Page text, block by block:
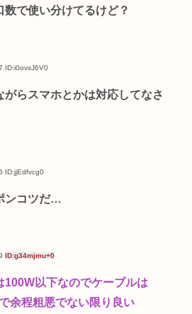
数で使い分けてるけど？
ID:i0ovsJ6V0
がらスマホとかは対応してなさ
ID:jjEdfvcg0
ンコツだ…
ID:g34mjmu+0
100W以下なのでケーブルは
余程粗悪でない限り良い